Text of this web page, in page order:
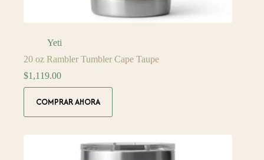
Yeti
20 oz Rambler Tumbler Cape Taupe
$1,119.00
COMPRAR AHORA